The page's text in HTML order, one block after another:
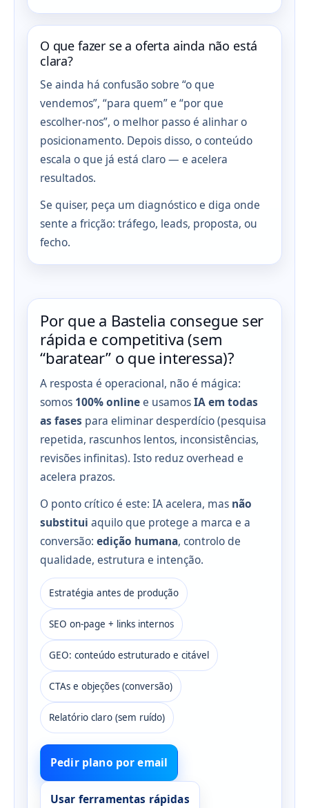
O que fazer se a oferta ainda não está
clara?
Se ainda há confusão sobre “o que
vendemos”, “para quem” e “por que
escolher-nos”, o melhor passo é alinhar o
posicionamento. Depois disso, o conteúdo
escala o que já está claro — e acelera
resultados.
Se quiser, peça um diagnóstico e diga onde
sente a fricção: tráfego, leads, proposta, ou
fecho.
Por que a Bastelia consegue ser
rápida e competitiva (sem
“baratear” o que interessa)?
A resposta é operacional, não é mágica:
somos 100% onlinee usamosIA em todas
as fases para eliminar desperdício (pesquisa
repetida, rascunhos lentos, inconsistências,
revisões infinitas). Isto reduz overhead e
acelera prazos.
O ponto crítico é este: IA acelera, mas não
substitui aquilo que protege a marca e a
conversão: edição humana, controlo de
qualidade, estrutura e intenção.
Estratégia antes de produção
SEO on-page + links internos
GEO: conteúdo estruturado e citável
CTAs e objeções (conversão)
Relatório claro (sem ruído)
Pedir plano por email
Usar ferramentas rápidas